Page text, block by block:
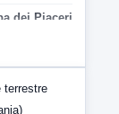
dei Piaceri
terrestre